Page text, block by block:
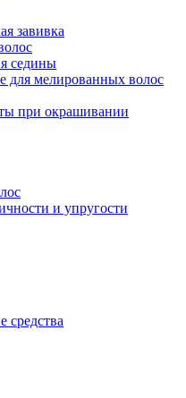
завивка
седины
для мелированных волос
при окрашивании
и упругости
средства